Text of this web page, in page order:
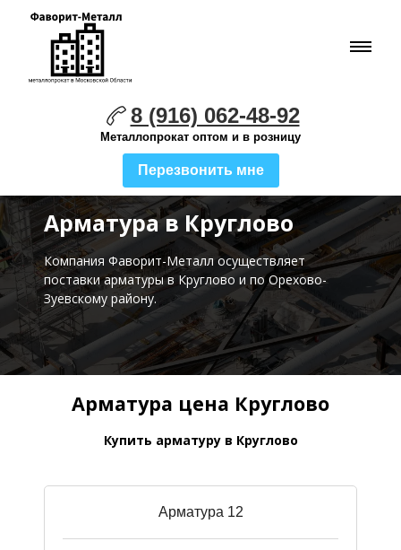
8 (916) 062-48-92
Металлопрокат оптом и в розницу
Перезвонить мне
Арматура в Круглово
Компания Фаворит-Металл осуществляет
поставкиарматуры в Круглово и по Орехово-
Зуевскому району.
Арматура цена Круглово
Купить арматуру в Круглово
Арматура 12